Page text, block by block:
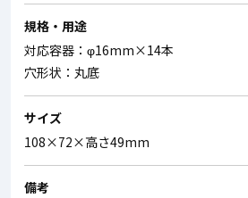
規格・用途
対応容器：φ16mm×14本
穴形状：丸底
サイズ
108×72×高さ49mm
備考